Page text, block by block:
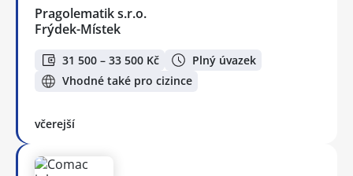
Pragolematik s.r.o.
Frýdek-Místek
31 500 – 33 500 Kč
Plný úvazek
Vhodné také pro cizince
včerejší